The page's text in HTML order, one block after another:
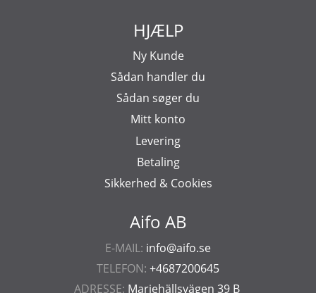
Aifo AB
E-MAIL: info@aifo.se
TELEFON: +4687200645
ADRESSE: Mariehällsvägen 39 B
HJÆLP
Ny Kunde
Sådan handler du
Sådan søger du
Mitt konto
Levering
Betaling
Sikkerhed & Cookies